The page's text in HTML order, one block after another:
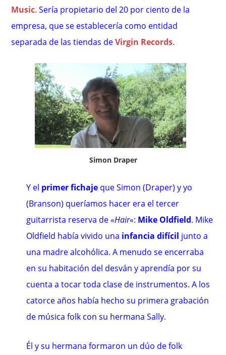
Music. Sería propietario del 20 por ciento de la
empresa, que se establecería como entidad
separada de las tiendas deVirgin Records.
Simon Draper
Y el primer fichaje que Simon (Draper) y yo
(Branson) queríamos hacer era el tercer
guitarrista reserva de«Hair«: Mike Oldfield. Mike
Oldfield había vivido una infancia difícil junto a
una madre alcohólica. A menudo se encerraba
en su habitación del desván y aprendía por su
cuenta a tocar toda clase de instrumentos. A los
catorce años había hecho su primera grabación
de música folk con su hermana Sally.
Él y su hermana formaron un dúo de folk